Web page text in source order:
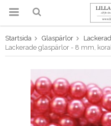
Produkten
Startsida Glaspärlor
Lackerade glaspärlor - 8 mm,